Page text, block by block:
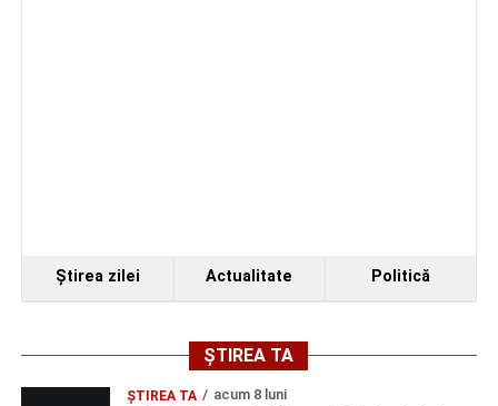
Ştirea zilei Actualitate Politică
ȘTIREA TA
ŞTIREA TA acum 8 luni